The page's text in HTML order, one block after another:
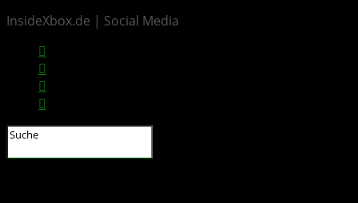
InsideXbox.de | Social Media